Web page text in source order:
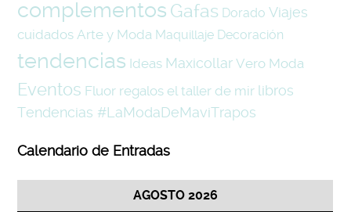
complementos Gafas Dorado Viajes
cuidados Arte y Moda Maquillaje Decoración
tendencias Ideas Maxicollar Vero Moda
Eventos Fluor regalos el taller de mir libros
Tendencias #LaModaDeMaviTrapos
Calendario de Entradas
AGOSTO 2026